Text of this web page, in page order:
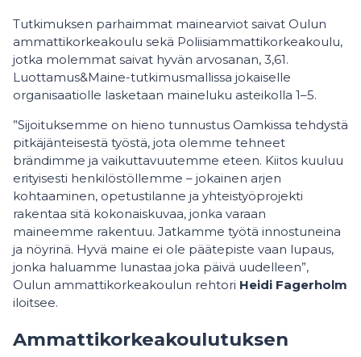
Tutkimuksen parhaimmat mainearviot saivat Oulun
ammattikorkeakoulu sekä Poliisiammattikorkeakoulu,
jotka molemmat saivat hyvän arvosanan, 3,61.
Luottamus&Maine-tutkimusmallissa jokaiselle
organisaatiolle lasketaan maineluku asteikolla 1–5.
”Sijoituksemme on hieno tunnustus Oamkissa tehdystä
pitkäjänteisestä työstä, jota olemme tehneet
brändimme ja vaikuttavuutemme eteen. Kiitos kuuluu
erityisesti henkilöstöllemme – jokainen arjen
kohtaaminen, opetustilanne ja yhteistyöprojekti
rakentaa sitä kokonaiskuvaa, jonka varaan
maineemme rakentuu. Jatkamme työtä innostuneina
ja nöyrinä. Hyvä maine ei ole päätepiste vaan lupaus,
jonka haluamme lunastaa joka päivä uudelleen”,
Oulun ammattikorkeakoulun rehtori Heidi Fagerholm
iloitsee.
Ammattikorkeakoulutuksen